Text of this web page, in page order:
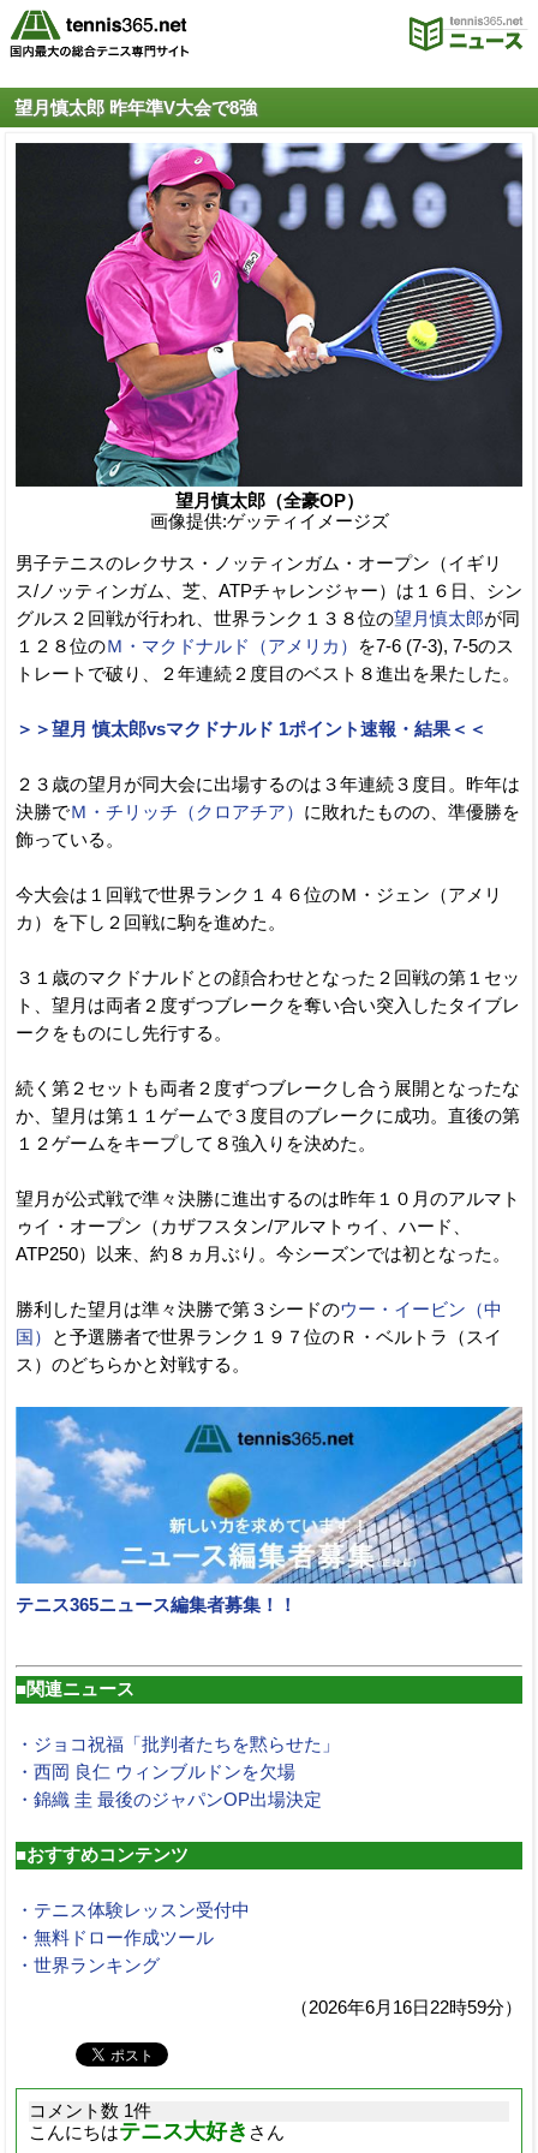
望月慎太郎 昨年準V大会で8強
望月慎太郎（全豪OP）
画像提供:ゲッティイメージズ
男子テニスのレクサス・ノッティンガム・オープン（イギリ
ス/ノッティンガム、芝、ATPチャレンジャー）は１６日、シン
グルス２回戦が行われ、世界ランク１３８位の望月慎太郎が同
１２８位のＭ・マクドナルド（アメリカ）
を7-6 (7-3), 7-5のス
トレートで破り、２年連続２度目のベスト８進出を果たした。
＞＞望月 慎太郎vsマクドナルド 1ポイント速報・結果＜＜
２３歳の望月が同大会に出場するのは３年連続３度目。昨年は
決勝でＭ・チリッチ（クロアチア） に敗れたものの、準優勝を
飾っている。
今大会は１回戦で世界ランク１４６位のＭ・ジェン（アメリ
カ）を下し２回戦に駒を進めた。
３１歳のマクドナルドとの顔合わせとなった２回戦の第１セッ
ト、望月は両者２度ずつブレークを奪い合い突入したタイブレ
ークをものにし先行する。
続く第２セットも両者２度ずつブレークし合う展開となったな
か、望月は第１１ゲームで３度目のブレークに成功。直後の第
１２ゲームをキープして８強入りを決めた。
望月が公式戦で準々決勝に進出するのは昨年１０月のアルマト
ゥイ・オープン（カザフスタン/アルマトゥイ、ハード、
ATP250）以来、約８ヵ月ぶり。今シーズンでは初となった。
勝利した望月は準々決勝で第３シードのウー・イービン（中
国）
と予選勝者で世界ランク１９７位のＲ・ベルトラ（スイ
ス）のどちらかと対戦する。
テニス365ニュース編集者募集！！
■関連ニュース
・ジョコ祝福「批判者たちを黙らせた」
・西岡 良仁 ウィンブルドンを欠場
・錦織 圭 最後のジャパンOP出場決定
■おすすめコンテンツ
・テニス体験レッスン受付中
・無料ドロー作成ツール
・世界ランキング
（2026年6月16日22時59分）
コメント数 1件
こんにちはテニス大好き さん